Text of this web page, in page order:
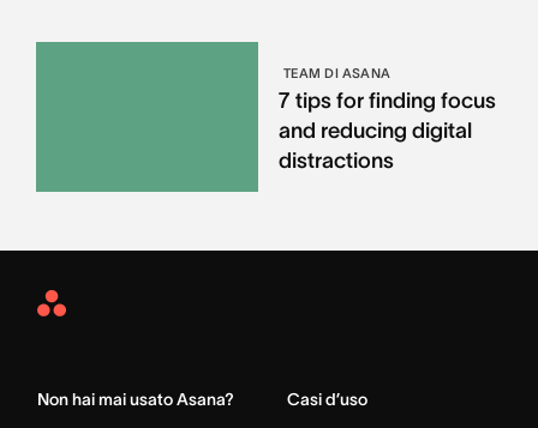
TEAM DI ASANA
7 tips for finding focus
and reducing digital
distractions
Asana
Non hai mai usato Asana? Casi d’uso